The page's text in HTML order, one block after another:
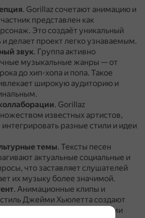
. Gorillaz сочетают анимацию и
представлен как
Это создаёт уникальный
и делает проект легко узнаваемым.
звук. Группа активно
музыкальные жанры — от
до хип-хопа и попа. Такое
широкую аудиторию и
. Gorillaz
известных артистов,
разные стили и идеи
темы. Тексты песен
актуальные социальные и
что заставляет слушателей
их музыку более значимой.
. Анимационные клипы и
Джейми Хьюлетта создают
и делают проекты настоящими